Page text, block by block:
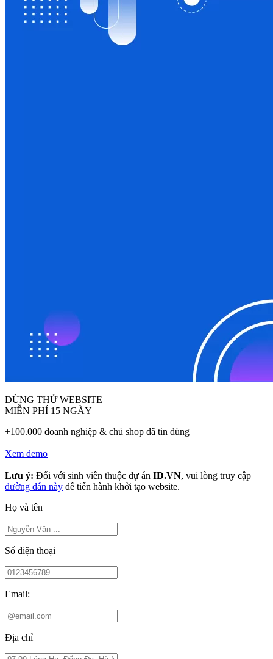
DÙNG THỬ WEBSITE
MIỄN PHÍ 15 NGÀY
+100.000 doanh nghiệp & chủ shop đã tin dùng
Xem demo
Lưu ý: Đối với sinh viên thuộc dự án ID.VN, vui lòng truy cập
đường dẫn này để tiến hành khởi tạo website.
Họ và tên
Số điện thoại
Email:
Địa chỉ